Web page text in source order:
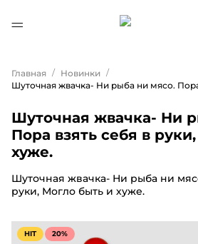
Главная / Новинки /
Шуточная жвачка- Ни
Пора взять себя в
хуже.
Шуточная жвачка- Ни рыба ни
руки, Могло быть и хуже.
HIT 20%